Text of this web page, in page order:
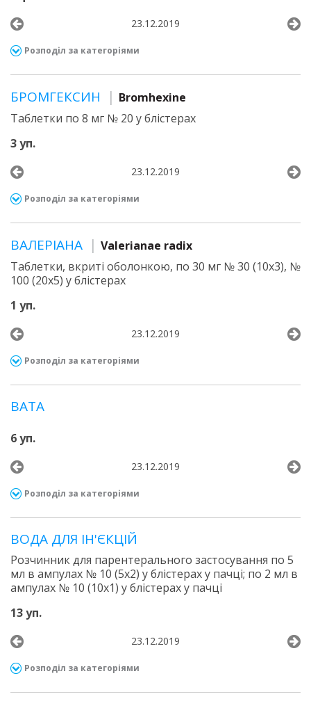
23.12.2019
Розподіл за категоріями
БРОМГЕКСИН
Bromhexine
Таблетки по 8 мг № 20 у блістерах
3 уп.
23.12.2019
Розподіл за категоріями
ВАЛЕРІАНА
Valerianae radix
Таблетки, вкриті оболонкою, по 30 мг № 30 (10х3), №
100 (20х5) у блістерах
1 уп.
23.12.2019
Розподіл за категоріями
ВАТА
6 уп.
23.12.2019
Розподіл за категоріями
ВОДА ДЛЯ ІН'ЄКЦІЙ
Розчинник для парентерального застосування по 5
мл в ампулах № 10 (5х2) у блістерах у пачці; по 2 мл в
ампулах № 10 (10х1) у блістерах у пачці
13 уп.
23.12.2019
Розподіл за категоріями